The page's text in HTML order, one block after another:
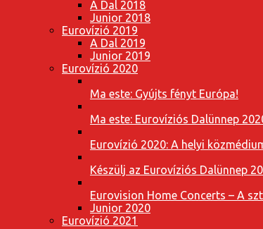
A Dal 2018
Junior 2018
Eurovízió 2019
A Dal 2019
Junior 2019
Eurovízió 2020
Ma este: Gyújts fényt Európa!
Ma este: Eurovíziós Dalünnep
Eurovízió 2020: A helyi
Készülj az Eurovíziós Dalünnep
Eurovision Home Concerts – A
Junior 2020
Eurovízió 2021